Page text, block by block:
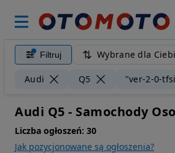
Filtruj Wybrane dla
Audi Q5 "ver-2-0-
Audi Q5 - Samochody
Liczba ogłoszeń: 30
Jak pozycjonowane są ogłoszenia?